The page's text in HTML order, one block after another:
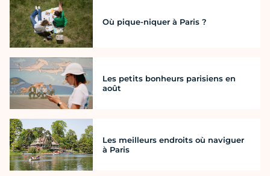
Où pique-niquer à Paris ?
Les petits bonheurs parisiens en
août
Les meilleurs endroits où naviguer
à Paris